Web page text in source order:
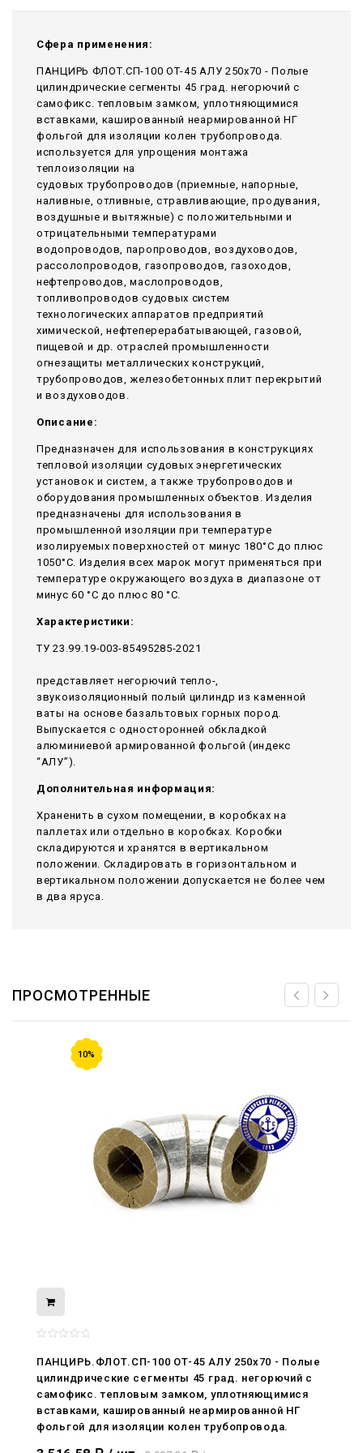
Сфера применения:
ПАНЦИРЬ ФЛОТ.СП-100 ОТ-45 АЛУ 250x70 - Полые
цилиндрические сегменты 45 град. негорючий c
самофикс. тепловым замком, уплотняющимися
вставками, кашированный неармированной НГ
фольгой для изоляции колен трубопровода.
используется для упрощения монтажа
теплоизоляции на
судовых трубопроводов (приемные, напорные,
наливные, отливные, стравливающие, продувания,
воздушные и вытяжные) с положительными и
отрицательными температурами
водопроводов, паропроводов, воздуховодов,
рассолопроводов, газопроводов, газоходов,
нефтепроводов, маслопроводов,
топливопроводов судовых систем
технологических аппаратов предприятий
химической, нефтеперерабатывающей, газовой,
пищевой и др. отраслей промышленности
огнезащиты металлических конструкций,
трубопроводов, железобетонных плит перекрытий
и воздуховодов.
Описание:
Предназначен для использования в конструкциях
тепловой изоляции судовых энергетических
установок и систем, а также трубопроводов и
оборудования промышленных объектов. Изделия
предназначены для использования в
промышленной изоляции при температуре
изолируемых поверхностей от минус 180°С до плюс
1050°С. Изделия всех марок могут применяться при
температуре окружающего воздуха в диапазоне от
минус 60 °С до плюс 80 °С.
Характеристики:
ТУ 23.99.19-003-85495285-2021
представляет негорючий тепло-,
звукоизоляционный полый цилиндр из каменной
ваты на основе базальтовых горных пород.
Выпускается с односторонней обкладкой
алюминиевой армированной фольгой (индекс
“АЛУ”).
Дополнительная информация:
Храненить в сухом помещении, в коробках на
паллетах или отдельно в коробках. Коробки
складируются и хранятся в вертикальном
положении. Складировать в горизонтальном и
вертикальном положении допускается не более чем
в два яруса.
ПРОСМОТРЕННЫЕ
10%
ПАНЦИРЬ.ФЛОТ.СП-100 ОТ-45 АЛУ 250x70 - Полые
цилиндрические сегменты 45 град. негорючий c
самофикс. тепловым замком, уплотняющимися
вставками, кашированный неармированной НГ
фольгой для изоляции колен трубопровода.
С Днём Победы. Память, которая с
29.04.2026